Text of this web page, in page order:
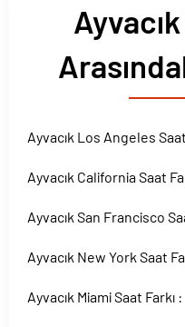
Ayvacık Los Angeles
Ayvacık California Saat
Ayvacık San Francisco
Ayvacık New York Saat
Ayvacık Miami Saat Farkı :